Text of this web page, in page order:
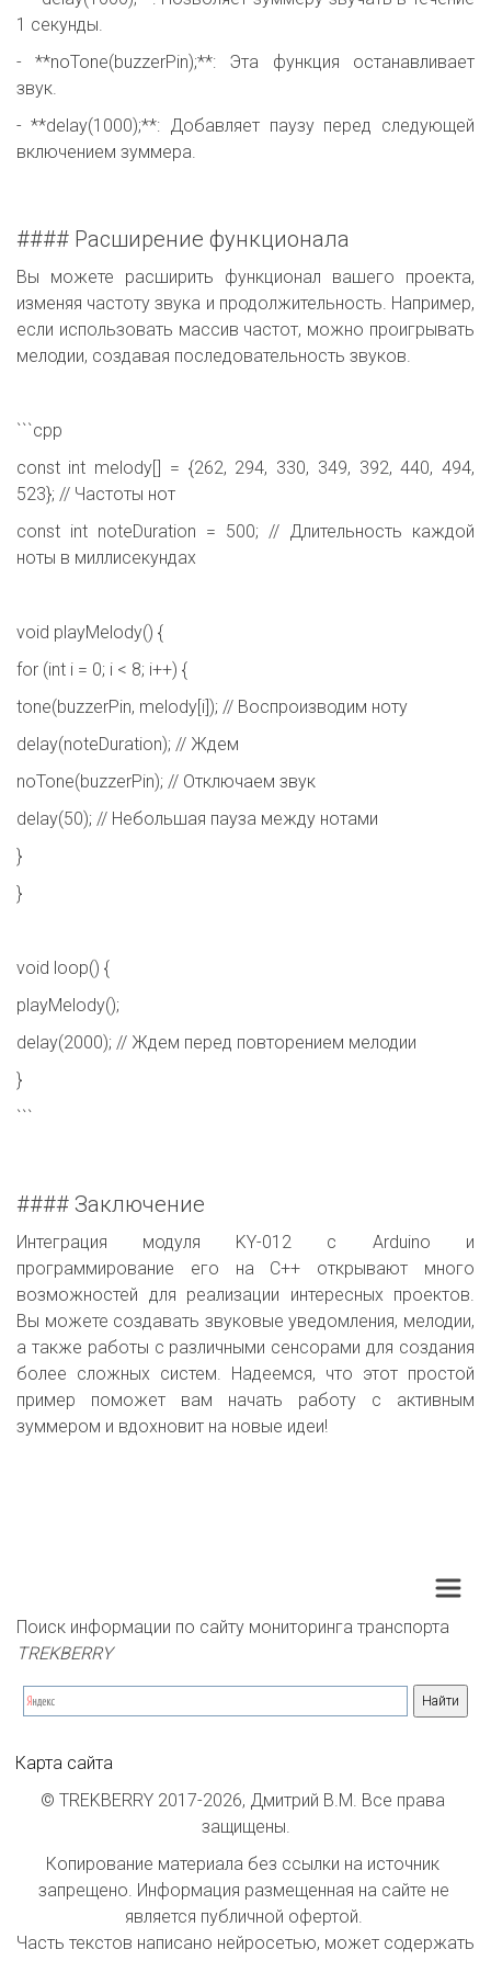
1 секунды.
- **noTone(buzzerPin);**: Эта функция останавливает
звук.
- **delay(1000);**: Добавляет паузу перед следующей
включением зуммера.
#### Расширение функционала
Вы можете расширить функционал вашего проекта,
изменяя частоту звука и продолжительность. Например,
если использовать массив частот, можно проигрывать
мелодии, создавая последовательность звуков.
```cpp
const int melody[] = {262, 294, 330, 349, 392, 440, 494,
523}; // Частоты нот
const int noteDuration = 500; // Длительность каждой
ноты в миллисекундах
void playMelody() {
for (int i = 0; i < 8; i++) {
tone(buzzerPin, melody[i]); // Воспроизводим ноту
delay(noteDuration); // Ждем
noTone(buzzerPin); // Отключаем звук
delay(50); // Небольшая пауза между нотами
}
}
void loop() {
playMelody();
delay(2000); // Ждем перед повторением мелодии
}
```
#### Заключение
Интеграция модуля KY-012 с Arduino и
программирование его на C++ открывают много
возможностей для реализации интересных проектов.
Вы можете создавать звуковые уведомления, мелодии,
а также работы с различными сенсорами для создания
более сложных систем. Надеемся, что этот простой
пример поможет вам начать работу с активным
зуммером и вдохновит на новые идеи!
Поиск информации по сайту мониторинга транспорта
TREKBERRY
Карта сайта
© TREKBERRY 2017-2026, Дмитрий В.М. Все права
защищены.
Копирование материала без ссылки на источник
запрещено. Информация размещенная на сайте не
является публичной офертой.
Часть текстов написано нейросетью, может содержать